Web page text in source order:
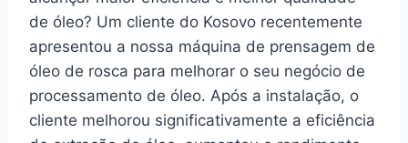
de óleo? Um cliente do Kosovo recentemente
apresentou a nossa máquina de prensagem de
óleo de rosca para melhorar o seu negócio de
processamento de óleo. Após a instalação, o
cliente melhorou significativamente a eficiência